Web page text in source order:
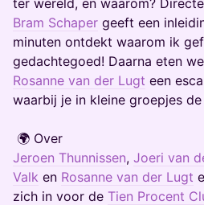
ter wereld, en waarom?
Bram Schaper geeft een
minuten ontdekt waarom ik
gedachtegoed! Daarna eten
Rosanne van der Lugt een
waarbij je in kleine groepjes
​ 🌍 Over
Jeroen Thunnissen, Joeri van
Valk en Rosanne van der Lugt
zich in voor de Tien Procent